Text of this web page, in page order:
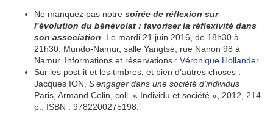
Ne manquez pas notre soirée de réflexion sur
l’évolution du bénévolat : favoriser la réflexivité dans
son association . Le mardi 21 juin 2016, de 18h30 à
21h30, Mundo-Namur, salle Yangtsé, rue Nanon 98 à
Namur. Informations et réservations : Véronique Hollander.
Sur les post-it et les timbres, et bien d’autres choses :
Jacques ION, S’engager dans une société d’individus
Paris, Armand Colin, coll. « Individu et société », 2012, 214
p., ISBN : 9782200275198.